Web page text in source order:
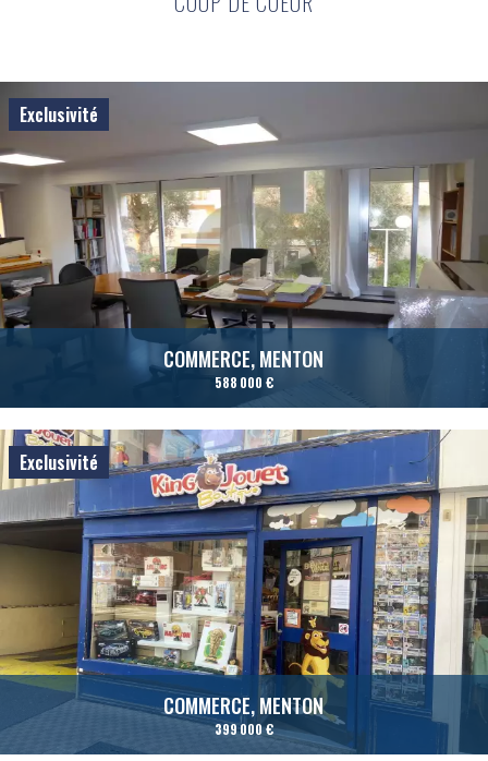
Exclusivité
COMMERCE, MENTON
588 000 €
Exclusivité
COMMERCE, MENTON
399 000 €